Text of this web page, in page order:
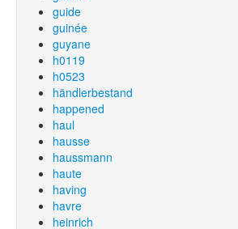
guide
guinée
guyane
h0119
h0523
händlerbestand
happened
haul
hausse
haussmann
haute
having
havre
heinrich